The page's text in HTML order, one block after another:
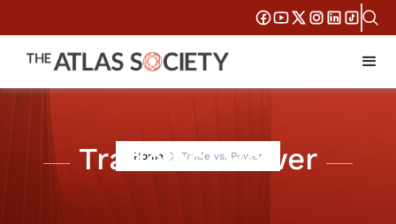
Home Trade vs. Power
Trade vs. Power